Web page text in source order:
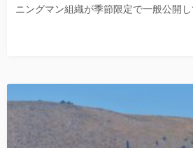
ニングマン組織が季節限定で一般公開し